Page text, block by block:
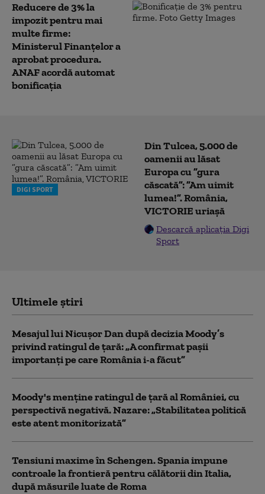
Reducere de 3% la
impozit pentru mai
multe firme:
Ministerul Finanțelor a
aprobat procedura.
ANAF acordă automat
bonificația
DIGI SPORT
Din Tulcea, 5.000 de
oamenii au lăsat
Europa cu ”gura
căscată”: ”Am uimit
lumea!”. România,
VICTORIE uriașă
Descarcă aplicația Digi
Sport
Ultimele știri
Mesajul lui Nicușor Dan după decizia Moody’s
privind ratingul de țară: „A confirmat pașii
importanți pe care România i-a făcut”
Moody's menține ratingul de țară al României, cu
perspectivă negativă. Nazare: „Stabilitatea politică
este atent monitorizată”
Tensiuni maxime în Schengen. Spania impune
controale la frontieră pentru călătorii din Italia,
după măsurile luate de Roma